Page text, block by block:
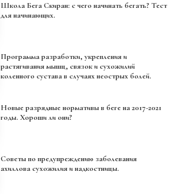
Школа Бега Скиран: с чего начинать бегать? Тест
для начинающих.
Программа разработки, укрепления и
растягивания мышц, связок и сухожилий
коленного сустава в случаях неострых болей.
Новые разрядные нормативы в беге на 2017-2021
годы. Хороши ли они?
Советы по предупреждению заболевания
ахиллова сухожилия и надкостницы.